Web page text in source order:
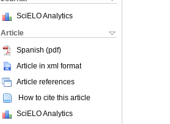
SciELO Analytics
Article
Spanish (pdf)
Article in xml format
Article references
How to cite this article
SciELO Analytics